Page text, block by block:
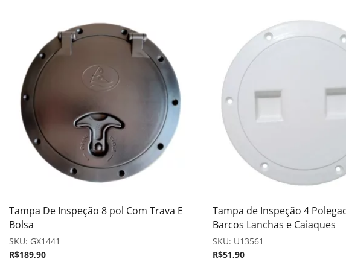
Tampa De Inspeção 8 pol Com Trava E
Bolsa
SKU: GX1441
R$189,90
Tampa de Inspeção 4
Barcos Lanchas e Caiaques
SKU: U13561
R$51,90